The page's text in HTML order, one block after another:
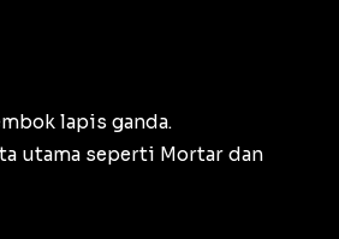
lapis ganda.
utama seperti Mortar dan